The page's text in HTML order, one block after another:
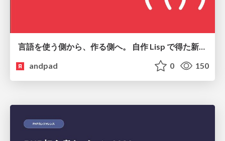
言語を使う側から、作る側へ。 自作 Lisp で得た新たな気づき。
andpad
0 150